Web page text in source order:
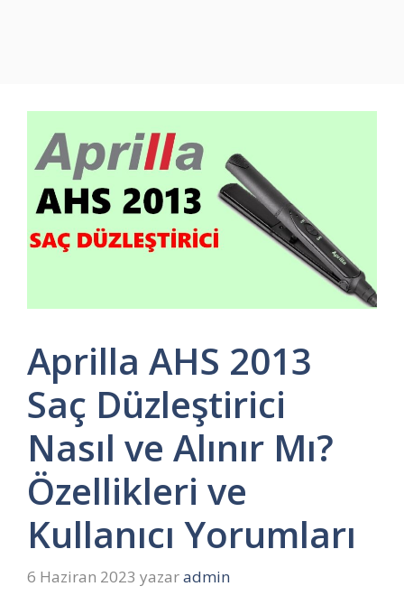
Aprilla AHS 2013
Saç Düzleştirici
Nasıl ve Alınır Mı?
Özellikleri ve
Kullanıcı Yorumları
6 Haziran 2023 yazaradmin